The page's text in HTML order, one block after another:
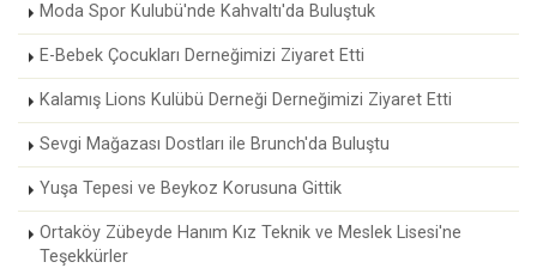
Moda Spor Kulubü'nde Kahvaltı'da Buluştuk
E-Bebek Çocukları Derneğimizi Ziyaret Etti
Kalamış Lions Kulübü Derneği Derneğimizi Ziyaret Etti
Sevgi Mağazası Dostları ile Brunch'da Buluştu
Yuşa Tepesi ve Beykoz Korusuna Gittik
Ortaköy Zübeyde Hanım Kız Teknik ve Meslek Lisesi'ne
Teşekkürler